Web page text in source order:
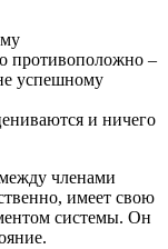
противоположно –
успешному
и ничего
членами
имеет свою
системы. Он